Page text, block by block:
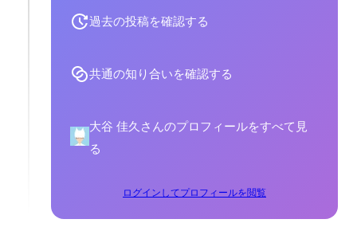
過去の投稿を確認する
共通の知り合いを確認する
大谷 佳久さんのプロフィールをすべて見
る
ログインしてプロフィールを閲覧